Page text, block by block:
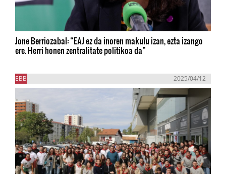
Jone Berriozabal: “EAJ ez da inoren makulu izan, ezta izango
ere. Herri honen zentralitate politikoa da”
EBB 2025/04/12